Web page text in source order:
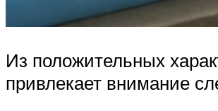
Из положительных
привлекает внимание